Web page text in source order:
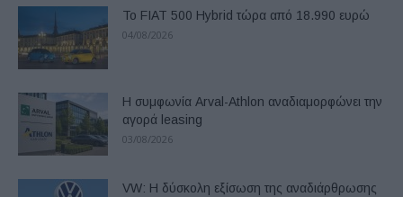
Το FIAT 500 Hybrid τώρα από 18.990 ευρώ
04/08/2026
Η συμφωνία Arval-Athlon αναδιαμορφώνει την
αγορά leasing
03/08/2026
VW: Η δύσκολη εξίσωση της αναδιάρθρωσης